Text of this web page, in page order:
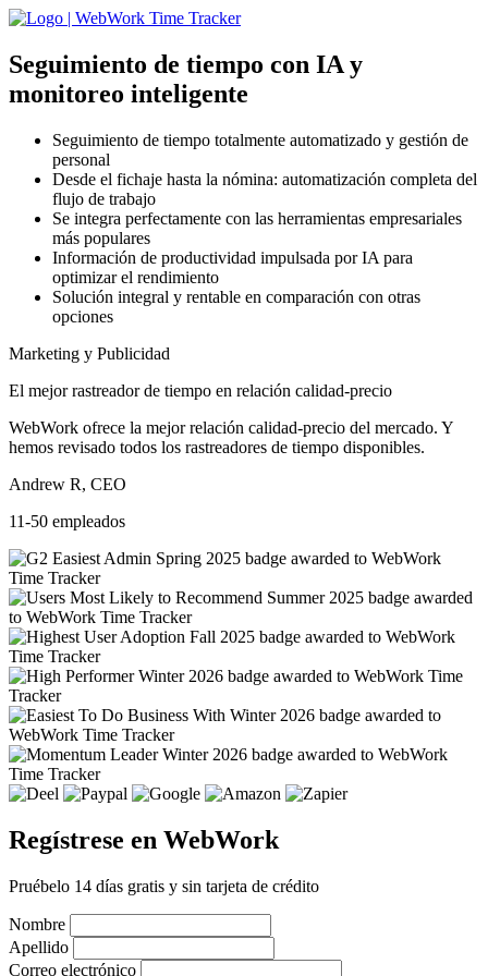
Seguimiento de tiempo con IA y
monitoreo inteligente
Seguimiento de tiempo totalmente automatizado y gestión de
personal
Desde el fichaje hasta la nómina: automatización completa del
flujo de trabajo
Se integra perfectamente con las herramientas empresariales
más populares
Información de productividad impulsada por IA para
optimizar el rendimiento
Solución integral y rentable en comparación con otras
opciones
Marketing y Publicidad
El mejor rastreador de tiempo en relación calidad-precio
WebWork ofrece la mejor relación calidad-precio del mercado. Y
hemos revisado todos los rastreadores de tiempo disponibles.
Andrew R, CEO
11-50 empleados
Regístrese en WebWork
Pruébelo 14 días gratis y sin tarjeta de crédito
Nombre
Apellido
Correo electrónico